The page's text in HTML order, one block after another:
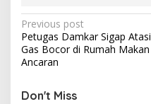
Post
navigation
Previous post
Petugas Damkar Sigap Atasi
Gas Bocor di Rumah Makan
Ancaran
Don't Miss